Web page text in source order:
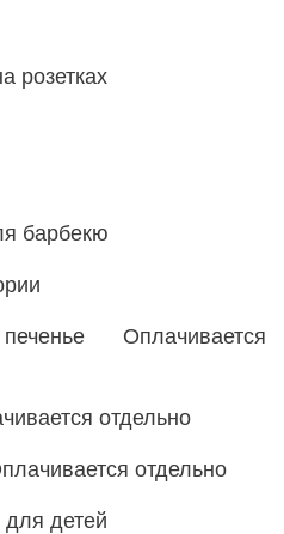
розетках
барбекю
Оплачивается
отдельно
отдельно
детей